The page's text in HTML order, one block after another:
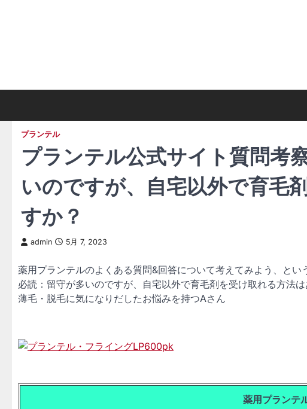
プランテル
プランテル公式サイト質問考
いのですが、自宅以外で育毛
すか？
admin 5月 7, 2023
薬用プランテルのよくある質問&回答について考えてみよう、と
必読：留守が多いのですが、自宅以外で育毛剤を受け取れる方法
薄毛・脱毛に気になりだしたお悩みを持つAさん
薬用プランテ